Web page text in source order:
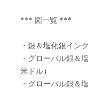
*** 図一覧 ***
・銀＆塩化銀イン
・グローバル銀＆
米ドル）
・グローバル銀＆